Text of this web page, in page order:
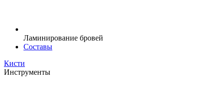
Ламинирование бровей
Составы
Кисти
Инструменты